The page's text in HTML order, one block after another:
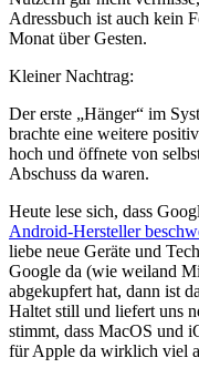
Adressbuch ist auch kein
Monat über Gesten.
Kleiner Nachtrag:
Der erste „Hänger“ im
brachte eine weitere
hoch und öffnete von
Abschuss da waren.
Heute lese sich, dass
Android-Hersteller
liebe neue Geräte und
Google da (wie weiland
abgekupfert hat, dann ist
Haltet still und liefert uns
stimmt, dass MacOS und
für Apple da wirklich viel